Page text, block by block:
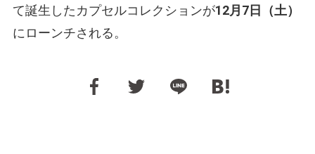
て誕生したカプセルコレクションが12月7日（土）
にローンチされる。